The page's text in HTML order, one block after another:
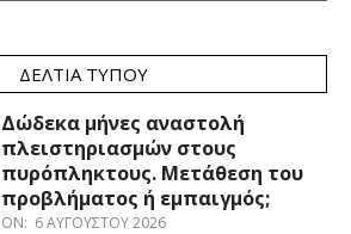
ΔΕΛΤΊΑ ΤΎΠΟΥ
Δώδεκα μήνες αναστολή
πλειστηριασμών στους
πυρόπληκτους. Μετάθεση του
προβλήματος ή εμπαιγμός;
ON: 6 ΑΥΓΟΎΣΤΟΥ 2026